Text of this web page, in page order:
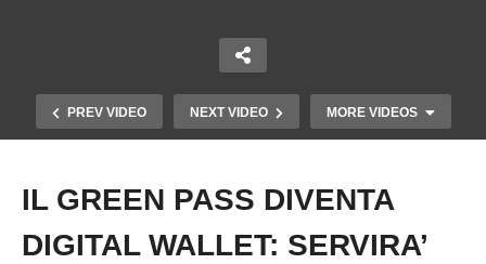
PREV VIDEO NEXT VIDEO MORE VIDEOS
Copy Embed Code
IL GREEN PASS DIVENTA
DIGITAL WALLET: SERVIRA’